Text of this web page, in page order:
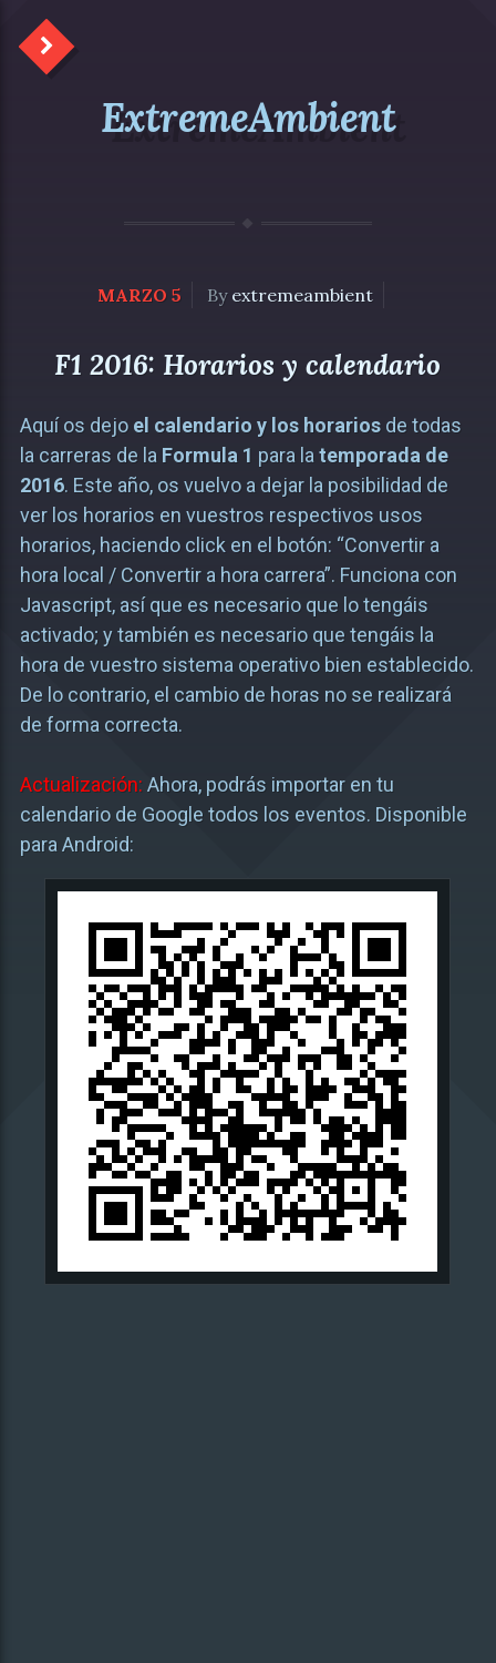
ExtremeAmbient
MARZO 5 By extremeambient
F1 2016: Horarios y calendario
Aquí os dejo el calendario y los horariosde todas
la carreras de la Formula 1 para la temporada de
2016. Este año, os vuelvo a dejar la posibilidad de
ver los horarios en vuestros respectivos usos
horarios, haciendo click en el botón: “Convertir a
hora local / Convertir a hora carrera”. Funciona con
Javascript, así que es necesario que lo tengáis
activado; y también es necesario que tengáis la
hora de vuestro sistema operativo bien establecido.
De lo contrario, el cambio de horas no se realizará
de forma correcta.
Actualización: Ahora, podrás importar en tu
calendario de Google todos los eventos. Disponible
para Android: